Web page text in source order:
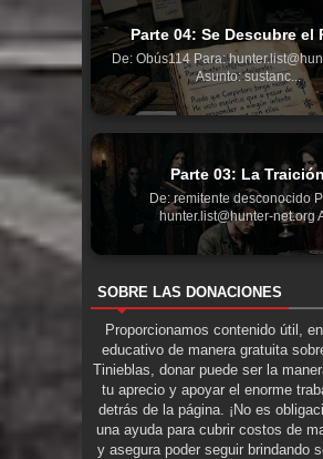
Parte 04: Se Descubre el
De: Obús114 Para:
Asunto: sustanc...
Parte 03: La Traición
De: remitente desconocido
hunter.list@hunter-net.org
SOBRE LAS DONACIONES
Proporcionamos contenido útil,
educativo de manera gratuita
Tinieblas, donar puede ser la
tu aprecio y apoyar el enorme
detrás de la página. ¡No es
una ayuda para cubrir costos de
y asegura poder seguir brindando